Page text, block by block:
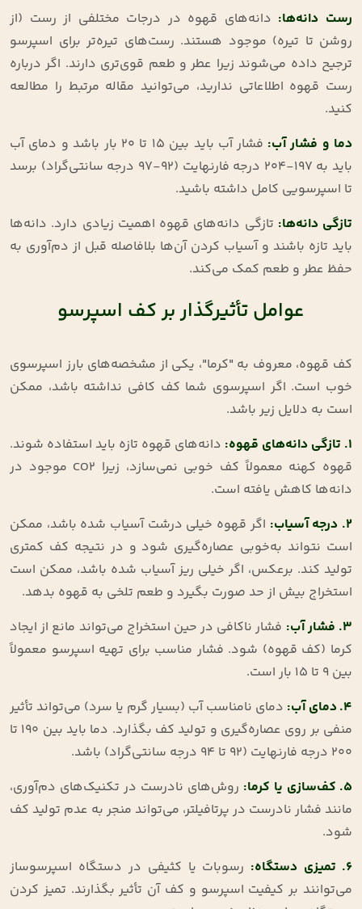
رست دانه‌ها: دانه‌های قهوه در درجات مختلفی از رست (از
روشن تا تیره) موجود هستند. رست‌های تیره‌تر برای اسپرسو
ترجیح داده می‌شوند زیرا عطر و طعم قوی‌تری دارند. اگر درباره
رست قهوه اطلاعاتی ندارید، می‌توانید مقاله مرتبط را مطالعه
کنید.
دما و فشار آب:
فشار آب باید بین 15 تا 20 بار باشد و دمای آب
باید به 197-204 درجه فارنهایت (92-97 درجه سانتی‌گراد) برسد
تا اسپرسویی کامل داشته باشید.
تازگی دانه‌ها: تازگی دانه‌های قهوه اهمیت زیادی دارد. دانه‌ها
باید تازه باشند و آسیاب کردن آن‌ها بلافاصله قبل از دم‌آوری به
حفظ عطر و طعم کمک می‌کند.
عوامل تأثیرگذار بر کف اسپرسو
کف قهوه، معروف به "کرما"، یکی از مشخصه‌های بارز اسپرسوی
خوب است. اگر اسپرسوی شما کف کافی نداشته باشد، ممکن
است به دلایل زیر باشد.
1. تازگی دانه‌های قهوه:
دانه‌های قهوه تازه باید استفاده شوند.
قهوه کهنه معمولاً کف خوبی نمی‌سازد، زیرا CO2 موجود در
دانه‌ها کاهش یافته است.
2. درجه آسیاب:
اگر قهوه خیلی درشت آسیاب شده باشد، ممکن
است نتواند به‌خوبی عصاره‌گیری شود و در نتیجه کف کمتری
تولید کند. برعکس، اگر خیلی ریز آسیاب شده باشد، ممکن است
استخراج بیش از حد صورت بگیرد و طعم تلخی به قهوه بدهد.
3. فشار آب:
فشار ناکافی در حین استخراج می‌تواند مانع از ایجاد
کرما (کف قهوه) شود. فشار مناسب برای تهیه اسپرسو معمولاً
بین ۹ تا ۱۵ بار است.
4. دمای آب: دمای نامناسب آب (بسیار گرم یا سرد) می‌تواند تأثیر
منفی بر روی عصاره‌گیری و تولید کف بگذارد. دما باید بین ۱۹۰ تا
۲۰۰ درجه فارنهایت (۹۲ تا ۹۴ درجه سانتی‌گراد) باشد.
5. کف‌سازی یا کرما:
روش‌های نادرست در تکنیک‌های دم‌آوری،
مانند فشار نادرست در پرتافیلتر، می‌تواند منجر به عدم تولید کف
شود.
6. تمیزی دستگاه: رسوبات یا کثیفی در دستگاه اسپرسوساز
می‌توانند بر کیفیت اسپرسو و کف آن تأثیر بگذارند. تمیز کردن